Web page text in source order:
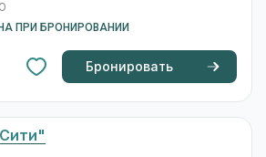
ПРИ БРОНИРОВАНИИ
Бронировать